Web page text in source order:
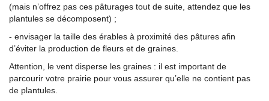
(mais n’offrez pas ces pâturages tout de suite, attendez que les
plantules se décomposent) ;
- envisager la taille des érables à proximité des pâtures afin
d’éviter la production de fleurs et de graines.
Attention, le vent disperse les graines : il est important de
parcourir votre prairie pour vous assurer qu’elle ne contient pas
de plantules.